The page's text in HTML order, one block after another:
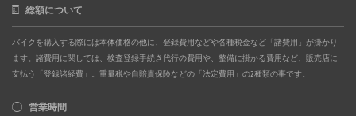
総額について
バイクを購入する際には本体価格の他に、登録費用などや各種税金など「諸費用」が掛かり
ます。諸費用に関しては、検査登録手続き代行の費用や、整備に掛かる費用など、販売店に
支払う「登録諸経費」。重量税や自賠責保険などの「法定費用」の2種類の事です。
営業時間